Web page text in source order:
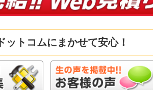
ットコムにまかせて安心！